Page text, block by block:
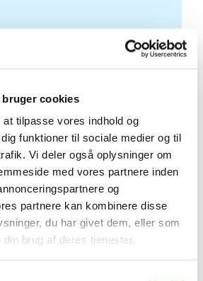
bruger cookies
tilpasse vores indhold og
funktioner til sociale medier og til
Vi deler også oplysninger om
med vores partnere inden
og
partnere kan kombinere disse
du har givet dem, eller som
brug af deres tjenester.